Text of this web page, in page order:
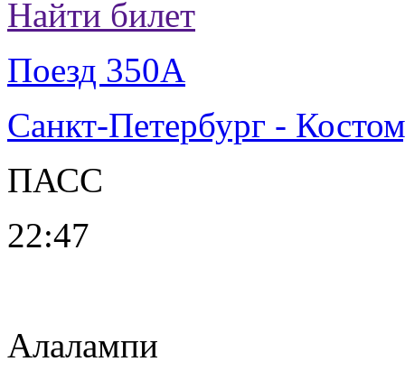
Найти билет
Поезд 350А
Санкт-Петербург -
ПАСС
22:47
Алалампи